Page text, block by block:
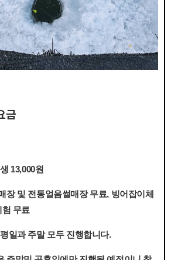
금
13,000원
장 및 전통얼음썰매장 무료, 빙어잡이체
무료
일과 주말 모두 진행합니다.